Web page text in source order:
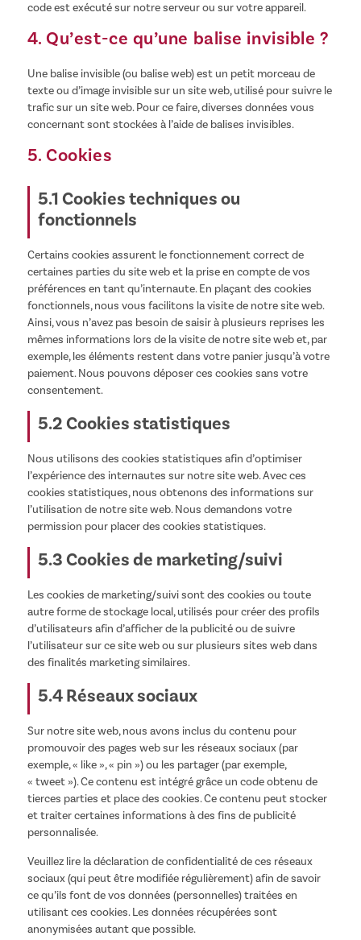
code est exécuté sur notre serveur ou sur votre appareil.
4. Qu’est-ce qu’une balise invisible ?
Une balise invisible (ou balise web) est un petit morceau de
texte ou d’image invisible sur un site web, utilisé pour suivre le
trafic sur un site web. Pour ce faire, diverses données vous
concernant sont stockées à l’aide de balises invisibles.
5. Cookies
5.1 Cookies techniques ou
fonctionnels
Certains cookies assurent le fonctionnement correct de
certaines parties du site web et la prise en compte de vos
préférences en tant qu’internaute. En plaçant des cookies
fonctionnels, nous vous facilitons la visite de notre site web.
Ainsi, vous n’avez pas besoin de saisir à plusieurs reprises les
mêmes informations lors de la visite de notre site web et, par
exemple, les éléments restent dans votre panier jusqu’à votre
paiement. Nous pouvons déposer ces cookies sans votre
consentement.
5.2 Cookies statistiques
Nous utilisons des cookies statistiques afin d’optimiser
l’expérience des internautes sur notre site web. Avec ces
cookies statistiques, nous obtenons des informations sur
l’utilisation de notre site web. Nous demandons votre
permission pour placer des cookies statistiques.
5.3 Cookies de marketing/suivi
Les cookies de marketing/suivi sont des cookies ou toute
autre forme de stockage local, utilisés pour créer des profils
d’utilisateurs afin d’afficher de la publicité ou de suivre
l’utilisateur sur ce site web ou sur plusieurs sites web dans
des finalités marketing similaires.
5.4 Réseaux sociaux
Sur notre site web, nous avons inclus du contenu pour
promouvoir des pages web sur les réseaux sociaux (par
exemple, « like », « pin ») ou les partager (par exemple,
« tweet »). Ce contenu est intégré grâce un code obtenu de
tierces parties et place des cookies. Ce contenu peut stocker
et traiter certaines informations à des fins de publicité
personnalisée.
Veuillez lire la déclaration de confidentialité de ces réseaux
sociaux (qui peut être modifiée régulièrement) afin de savoir
ce qu’ils font de vos données (personnelles) traitées en
utilisant ces cookies. Les données récupérées sont
anonymisées autant que possible.